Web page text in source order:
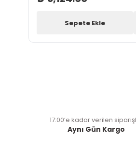
Sepete Ekle
17:00’e kadar verilen
Aynı Gün Kargo